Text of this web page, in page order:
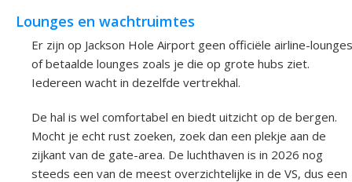
Lounges en wachtruimtes
Er zijn op Jackson Hole Airport geen officiële airline-lounges
of betaalde lounges zoals je die op grote hubs ziet.
Iedereen wacht in dezelfde vertrekhal.
De hal is wel comfortabel en biedt uitzicht op de bergen.
Mocht je echt rust zoeken, zoek dan een plekje aan de
zijkant van de gate-area. De luchthaven is in 2026 nog
steeds een van de meest overzichtelijke in de VS, dus een